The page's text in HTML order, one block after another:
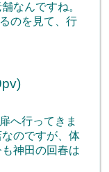
なんですね。
のを見て、行
へ行ってきま
のですが、体
神田の回春は